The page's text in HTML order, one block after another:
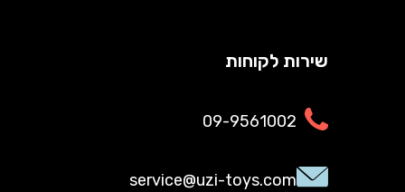
שירות לקוחות
09-9561002
service@uzi-toys.com